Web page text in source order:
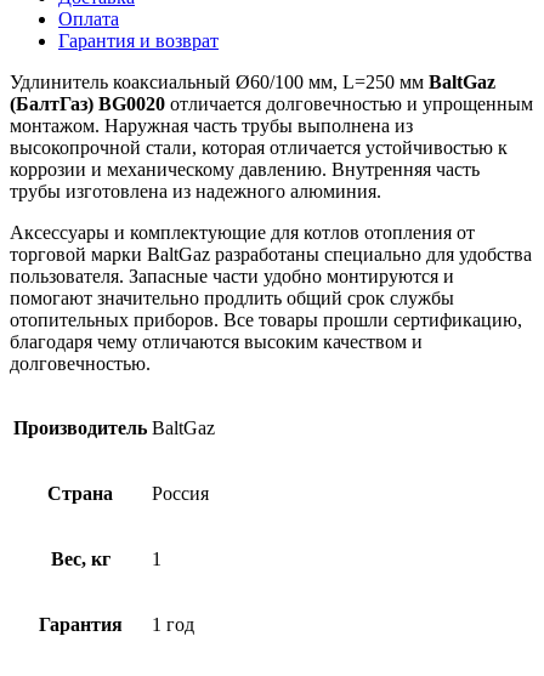
Оплата
Гарантия и возврат
Удлинитель коаксиальный Ø60/100 мм, L=250 мм BaltGaz
(БалтГаз) BG0020 отличается долговечностью и упрощенным
монтажом. Наружная часть трубы выполнена из
высокопрочной стали, которая отличается устойчивостью к
коррозии и механическому давлению. Внутренняя часть
трубы изготовлена из надежного алюминия.
Аксессуары и комплектующие для котлов отопления от
торговой марки BaltGaz разработаны специально для удобства
пользователя. Запасные части удобно монтируются и
помогают значительно продлить общий срок службы
отопительных приборов. Все товары прошли сертификацию,
благодаря чему отличаются высоким качеством и
долговечностью.
Производитель BaltGaz
Страна Россия
Вес, кг 1
Гарантия 1 год